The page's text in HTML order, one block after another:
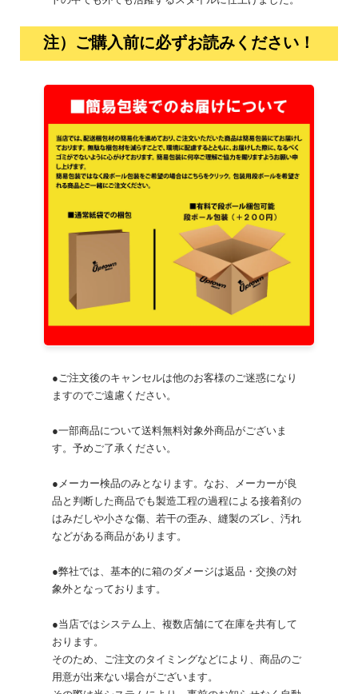
注）ご購入前に必ずお読みください！
●ご注文後のキャンセルは他のお客様のご迷惑になり
ますのでご遠慮ください。
●一部商品について送料無料対象外商品がございま
す。予めご了承ください。
●メーカー検品のみとなります。なお、メーカーが良
品と判断した商品でも製造工程の過程による接着剤の
はみだしや小さな傷、若干の歪み、縫製のズレ、汚れ
などがある商品があります。
●弊社では、基本的に箱のダメージは返品・交換の対
象外となっております。
●当店ではシステム上、複数店舗にて在庫を共有して
おります。
そのため、ご注文のタイミングなどにより、商品のご
用意が出来ない場合がございます。